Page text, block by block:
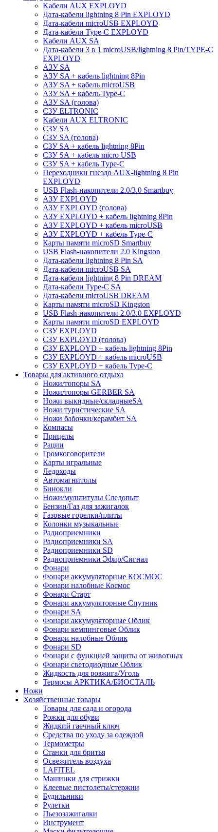
Kабели AUX EXPLOYD
Дата-кабели lightning 8 Pin EXPLOYD
Дата-кабели microUSB EXPLOYD
Дата-кабели Type-C EXPLOYD
Kабели AUX SA
Дата-кабели 3 в 1 microUSB/lightning 8 Pin/TYPE-C
EXPLOYD
АЗУ SA
АЗУ SA + кабель lightning 8Pin
АЗУ SA + кабель microUSB
АЗУ SA + кабель Type-C
АЗУ SA (голова)
СЗУ ELTRONIC
Kабели AUX ELTRONIC
СЗУ SA
СЗУ SA (голова)
СЗУ SA + кабель lightning 8Pin
СЗУ SA + кабель micro USB
СЗУ SA + кабель Type-C
Переходники гнездо AUX-lightning 8 Pin
EXPLOYD
USB Flash-накопители 2.0/3.0 Smartbuy
АЗУ EXPLOYD
АЗУ EXPLOYD (голова)
АЗУ EXPLOYD + кабель lightning 8Pin
АЗУ EXPLOYD + кабель microUSB
АЗУ EXPLOYD + кабель Type-C
Карты памяти microSD Smartbuy
USB Flash-накопители 2.0 Kingston
Дата-кабели lightning 8 Pin SA
Дата-кабели microUSB SA
Дата-кабели lightning 8 Pin DREAM
Дата-кабели Type-C SA
Дата-кабели microUSB DREAM
Карты памяти microSD Kingston
USB Flash-накопители 2.0/3.0 EXPLOYD
Карты памяти microSD EXPLOYD
СЗУ EXPLOYD
СЗУ EXPLOYD (голова)
СЗУ EXPLOYD + кабель lightning 8Pin
СЗУ EXPLOYD + кабель microUSB
СЗУ EXPLOYD + кабель Type-C
Товары для активного отдыха
Ножи/топоры SA
Ножи/топоры GERBER SA
Ножи выкидные/складныеSA
Ножи туристические SA
Ножи бабочки/керамбит SA
Компасы
Прицелы
Рации
Громкоговорители
Карты игральные
Ледоходы
Автомагнитолы
Бинокли
Ножи/мультитулы Следопыт
Бензин/Газ для зажигалок
Газовые горелки/плиты
Колонки музыкальные
Радиоприемники
Радиоприемники SA
Радиоприемники SD
Радиоприемники Эфир/Сигнал
Фонари
Фонари аккумуляторные КОСМОС
Фонари налобные Космос
Фонари Старт
Фонари аккумуляторные Спутник
Фонари SA
Фонари аккумуляторные Облик
Фонари кемпинговые Облик
Фонари налобные Облик
Фонари SD
Фонари с функцией защиты от животных
Фонари светодиодные Облик
Жидкость для розжига/Уголь
Термосы АРКТИКА/БИОСТАЛЬ
Ножи
Хозяйственные товары
Товары для сада и огорода
Рожки для обуви
Жидкий гаечный ключ
Средства по уходу за одеждой
Термометры
Станки для бритья
Освежитель воздуха
LAFITEL
Машинки для стрижки
Клеевые пистолеты/стержни
Будильники
Рулетки
Пьезозажигалки
Инструмент